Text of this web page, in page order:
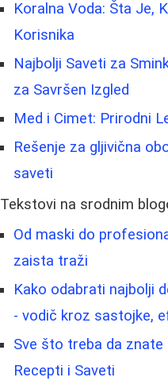
Koralna Voda: Šta Je,
Korisnika
Najbolji Saveti za
za Savršen Izgled
Med i Cimet: Prirodni
Rešenje za gljivična
saveti
Tekstovi na srodnim
Od maski do
zaista traži
Kako odabrati najbolji
- vodič kroz sastojke,
Sve što treba da
Recepti i Saveti